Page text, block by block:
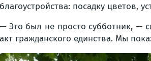
благоустройства: посадку цветов,
— Это был не просто субботник, —
акт гражданского единства. Мы